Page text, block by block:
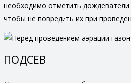
необходимо отметить дождеватели
чтобы не повредить их при
ПОДСЕВ